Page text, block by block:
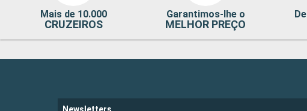
Mais de 10.000
CRUZEIROS
Garantimos-lhe o
MELHOR PREÇO